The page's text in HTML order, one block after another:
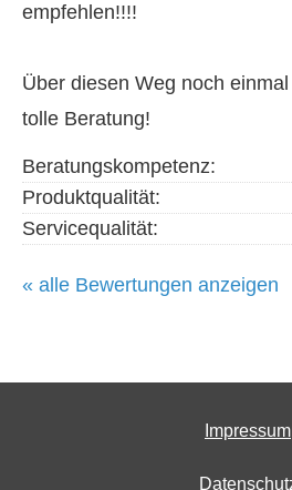
empfehlen!!!!
Über diesen Weg noch
tolle Beratung!
Beratungskompetenz:
Produktqualität:
Servicequalität:
« alle Bewertungen anzeigen
Impressum